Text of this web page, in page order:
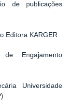
de publicações
Editora KARGER
Engajamento
Universidade